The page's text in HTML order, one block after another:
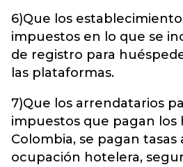
6)Que los
impuestos en lo que se
de registro para
las plataformas.
7)Que los arrendatarios
impuestos que pagan los
Colombia, se pagan tasas
ocupación hotelera,